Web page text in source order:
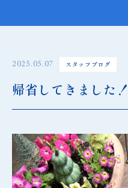
2025.05.07 スタッフブログ
帰省してきました！